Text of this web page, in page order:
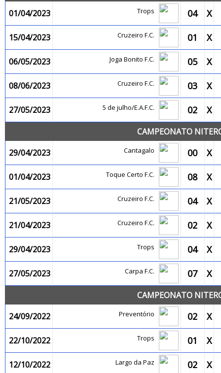
01/04/2023
Trops 04 X
15/04/2023 Cruzeiro F.C. 01 X
06/05/2023 Joga Bonito F.C. 05 X
08/06/2023 Cruzeiro F.C. 03 X
27/05/2023 5 de julho/E.A.F.C. 02 X
CAMPEONATO
29/04/2023
Cantagalo 00 X
01/04/2023 Toque Certo F.C. 08 X
21/05/2023 Cruzeiro F.C. 04 X
21/04/2023 Cruzeiro F.C. 02 X
29/04/2023 Trops 04 X
27/05/2023 Carpa F.C. 07 X
CAMPEONATO
24/09/2022
Preventório 02 X
22/10/2022 Trops 01 X
12/10/2022 Largo da Paz 02 X